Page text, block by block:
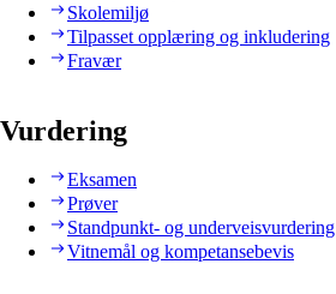
Skolemiljø
Tilpasset opplæring og inkludering
Fravær
Vurdering
Eksamen
Prøver
Standpunkt- og underveisvurdering
Vitnemål og kompetansebevis